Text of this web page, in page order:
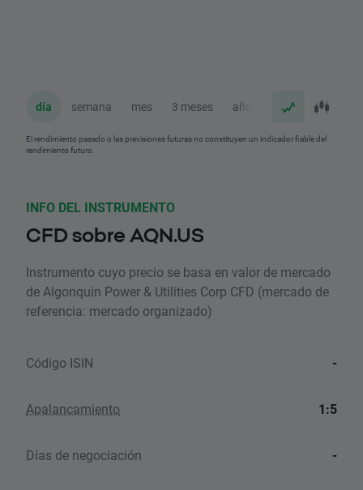
día semana mes 3 meses año
El rendimiento pasado o las previsiones futuras no constituyen un indicador fiable del
rendimiento futuro.
INFO DEL INSTRUMENTO
CFD sobre AQN.US
Instrumento cuyo precio se basa en valor de mercado
de Algonquin Power & Utilities Corp CFD (mercado de
referencia: mercado organizado)
Código ISIN -
Apalancamiento 1:5
Días de negociación -